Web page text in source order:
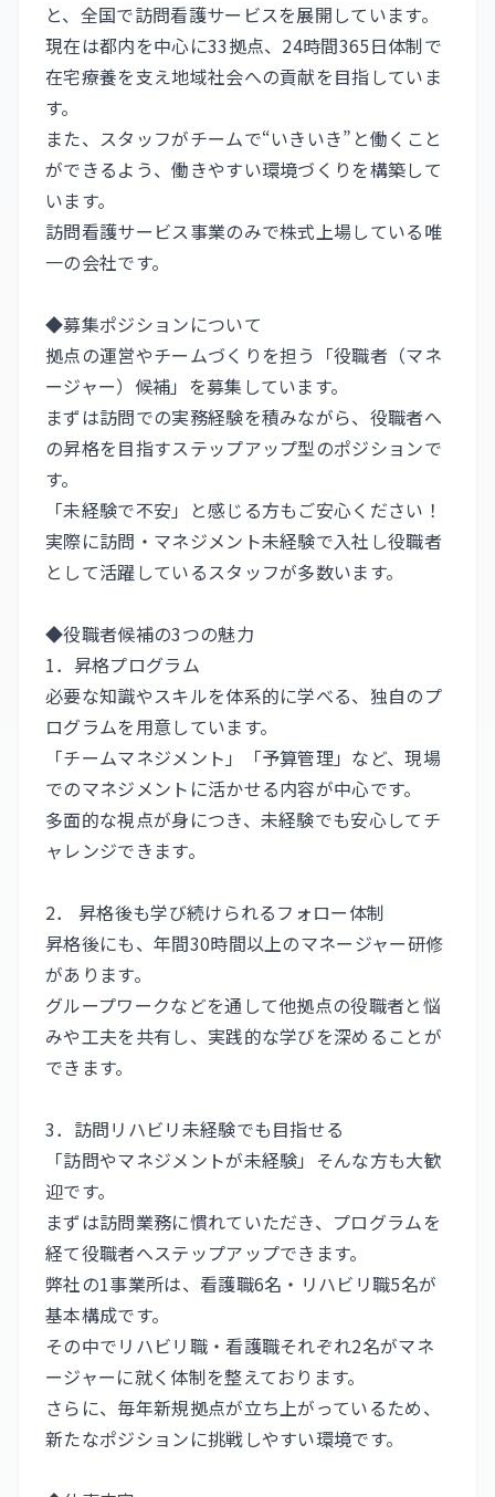
と、全国で訪問看護サービスを展開しています。
現在は都内を中心に33拠点、24時間365日体制で
在宅療養を支え地域社会への貢献を目指していま
す。
また、スタッフがチームで“いきいき”と働くこと
ができるよう、働きやすい環境づくりを構築して
います。
訪問看護サービス事業のみで株式上場している唯
一の会社です。
◆募集ポジションについて
拠点の運営やチームづくりを担う「役職者（マネ
ージャー）候補」を募集しています。
まずは訪問での実務経験を積みながら、役職者へ
の昇格を目指すステップアップ型のポジションで
す。
「未経験で不安」と感じる方もご安心ください！
実際に訪問・マネジメント未経験で入社し役職者
として活躍しているスタッフが多数います。
◆役職者候補の3つの魅力
1．昇格プログラム
必要な知識やスキルを体系的に学べる、独自のプ
ログラムを用意しています。
「チームマネジメント」「予算管理」など、現場
でのマネジメントに活かせる内容が中心です。
多面的な視点が身につき、未経験でも安心してチ
ャレンジできます。
2． 昇格後も学び続けられるフォロー体制
昇格後にも、年間30時間以上のマネージャー研修
があります。
グループワークなどを通して他拠点の役職者と悩
みや工夫を共有し、実践的な学びを深めることが
できます。
3．訪問リハビリ未経験でも目指せる
「訪問やマネジメントが未経験」そんな方も大歓
迎です。
まずは訪問業務に慣れていただき、プログラムを
経て役職者へステップアップできます。
弊社の1事業所は、看護職6名・リハビリ職5名が
基本構成です。
その中でリハビリ職・看護職それぞれ2名がマネ
ージャーに就く体制を整えております。
さらに、毎年新規拠点が立ち上がっているため、
新たなポジションに挑戦しやすい環境です。